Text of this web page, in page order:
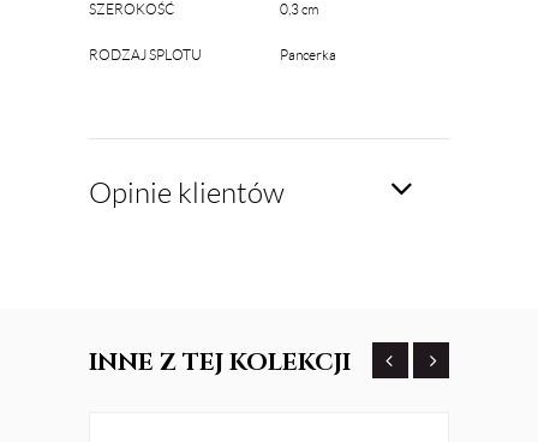
SZEROKOŚĆ 0,3 cm
RODZAJ SPLOTU Pancerka
Opinie klientów
INNE Z TEJ KOLEKCJI